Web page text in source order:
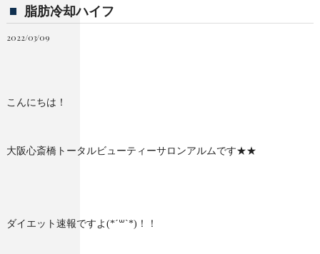
脂肪冷却ハイフ
2022/03/09
こんにちは！
大阪心斎橋トータルビューティーサロンアルムです★★
ダイエット速報ですよ(*´꒳`*)！！